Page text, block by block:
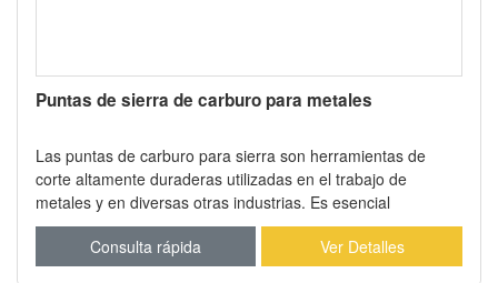
Puntas de sierra de carburo para metales
Las puntas de carburo para sierra son herramientas de
corte altamente duraderas utilizadas en el trabajo de
metales y en diversas otras industrias. Es esencial
seleccionar el grado de carburo y la geometría adecuados
para el metal específico y la aplicación de corte
Consulta rápida Ver Detalles